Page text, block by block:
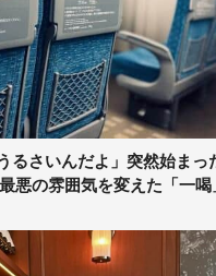
るさいんだよ」突然始ま
悪の雰囲気を変えた「一喝